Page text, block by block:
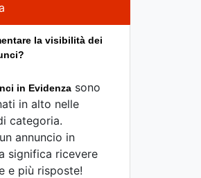
la visibilità dei
in Evidenza sono
in alto nelle
categoria.
annuncio in
significa ricevere
e più risposte!